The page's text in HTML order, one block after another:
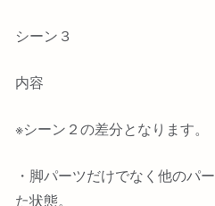
シーン３
内容
※シーン２の差分となります。
・脚パーツだけでなく他のパ
た状態。